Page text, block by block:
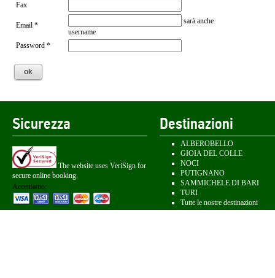
Fax
Email *
sarà anche
username
Password *
Sicurezza
The website uses VeriSign for
secure online booking.
Accettiamo:
Destinazioni
ALBEROBELLO
GIOIA DEL COLLE
NOCI
PUTIGNANO
SAMMICHELE DI BARI
TURI
Tutte le nostre destinazioni